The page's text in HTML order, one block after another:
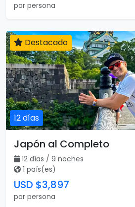
por persona
12 días
Destacado
Japón al Completo
12 días / 9 noches
1 país(es)
USD $3,897
por persona